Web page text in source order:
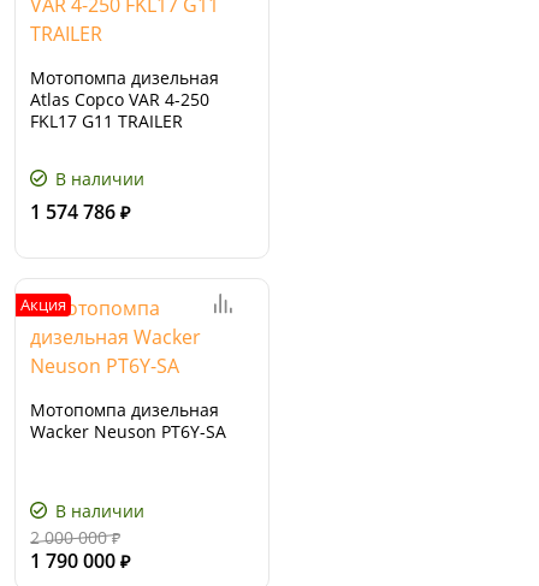
Мотопомпа дизельная
Atlas Copco VAR 4-250
FKL17 G11 TRAILER
В наличии
1 574 786 ₽
Акция
Мотопомпа дизельная
Wacker Neuson PT6Y-SA
В наличии
2 000 000₽
1 790 000 ₽